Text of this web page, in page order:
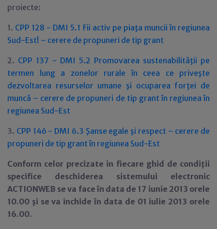
proiecte:
1. CPP 128 - DMI 5.1 Fii activ pe piaţa muncii în regiunea
Sud-Est! – cerere de propuneri de tip grant
2. CPP 137 - DMI 5.2 Promovarea sustenabilităţii pe
termen lung a zonelor rurale în ceea ce priveşte
dezvoltarea resurselor umane şi ocuparea forţei de
muncă – cerere de propuneri de tip grant în regiunea în
regiunea Sud-Est
3. CPP 146 - DMI 6.3 Şanse egale şi respect – cerere de
propuneri de tip grant în regiunea Sud-Est
Conform celor precizate in fiecare ghid de condiţii
specifice deschiderea sistemului electronic
ACTIONWEB se va face în data de 17 iunie 2013 orele
10.00 şi se va inchide în data de 01 iulie 2013 orele
16.00.